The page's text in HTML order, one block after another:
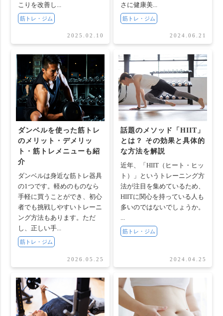
こりを改善し...
筋トレ・ジム
2025.02.10
さに健康美...
筋トレ・ジム
2024.06.21
ダンベルを使った筋トレ
のメリット・デメリッ
ト・筋トレメニューも紹
介
ダンベルは身近な筋トレ器具
の1つです。軽めのものなら
手軽に買うことができ、初心
者でも挑戦しやすいトレーニ
ング方法もあります。ただ
し、正しい手...
筋トレ・ジム
2026.05.25
話題のメソッド「HIIT」
とは？ その効果と具体的
な方法を解説
近年、「HIIT（ヒート・ヒッ
ト）」というトレーニング方
法が注目を集めているため、
HIITに関心を持っている人も
多いのではないでしょうか。
...
筋トレ・ジム
2024.04.25